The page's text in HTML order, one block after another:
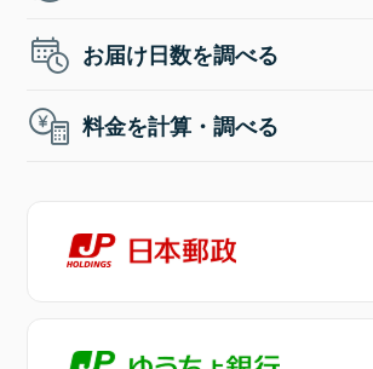
お届け日数を調べる
料金を計算・調べる